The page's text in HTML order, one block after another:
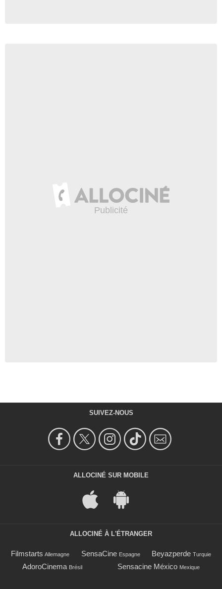
SUIVEZ-NOUS
ALLOCINÉ SUR MOBILE
ALLOCINÉ À L'ÉTRANGER
Filmstarts Allemagne SensaCine Espagne Beyazperde Turquie
AdoroCinema Brésil Sensacine México Mexique